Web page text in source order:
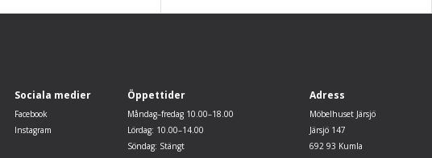
Sociala medier
Facebook
Instagram
Öppettider
Måndag–fredag 10.00–18.00
Lördag: 10.00–14.00
Söndag: Stängt
Adress
Möbelhuset Järsjö
Järsjö 147
692 93 Kumla